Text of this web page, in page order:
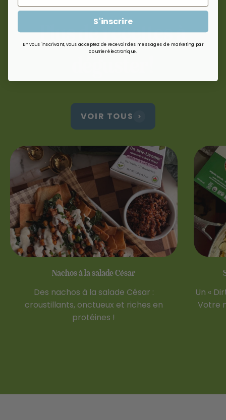
Plus de recettes à
VOIR TOUS
Nachos à la salade César
Des nachos à la salade César :
croustillants, onctueux et riches en
protéines !
Un «
Votre
S'inscrire
En vous inscrivant, vous acceptez de recevoir des messages de marketing par
courrier électronique.